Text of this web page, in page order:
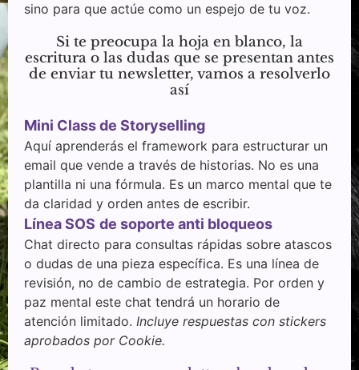
sino para que actúe como un espejo de tu voz.
Si te preocupa la hoja en blanco, la
escritura o las dudas que se presentan antes
de enviar tu newsletter, vamos a resolverlo
así
Mini Class de Storyselling
Aquí aprenderás el framework para estructurar un
email que vende a través de historias. No es una
plantilla ni una fórmula. Es un marco mental que te
da claridad y orden antes de escribir.
Línea SOS de soporte anti bloqueos
Chat directo para consultas rápidas sobre atascos
o dudas de una pieza específica. Es una línea de
revisión, no de cambio de estrategia. Por orden y
paz mental este chat tendrá un horario de
atención limitado. Incluye respuestas con stickers
aprobados por Cookie.